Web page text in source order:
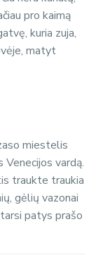
pro kaimą
kuria zuja,
matyt
miestelis
vardą.
traukte traukia
gėlių vazonai
patys prašo